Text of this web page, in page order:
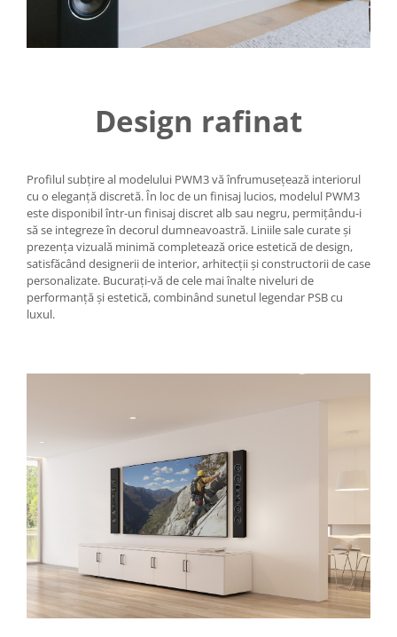
Design rafinat
Profilul subțire al modelului PWM3 vă înfrumusețează interiorul
cu o eleganță discretă. În loc de un finisaj lucios, modelul PWM3
este disponibil într-un finisaj discret alb sau negru, permițându-i
să se integreze în decorul dumneavoastră. Liniile sale curate și
prezența vizuală minimă completează orice estetică de design,
satisfăcând designerii de interior, arhitecții și constructorii de case
personalizate. Bucurați-vă de cele mai înalte niveluri de
performanță și estetică, combinând sunetul legendar PSB cu
luxul.